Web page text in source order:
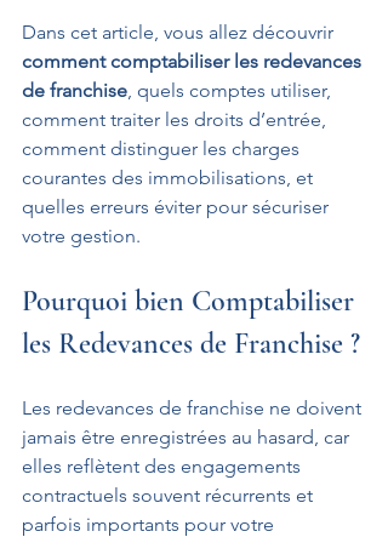
Dans cet article, vous allez découvrir
comment comptabiliser les redevances
de franchise, quels comptes utiliser,
comment traiter les droits d’entrée,
comment distinguer les charges
courantes des immobilisations, et
quelles erreurs éviter pour sécuriser
votre gestion.
Pourquoi bien Comptabiliser
les Redevances de Franchise ?
Les redevances de franchise ne doivent
jamais être enregistrées au hasard, car
elles reflètent des engagements
contractuels souvent récurrents et
parfois importants pour votre